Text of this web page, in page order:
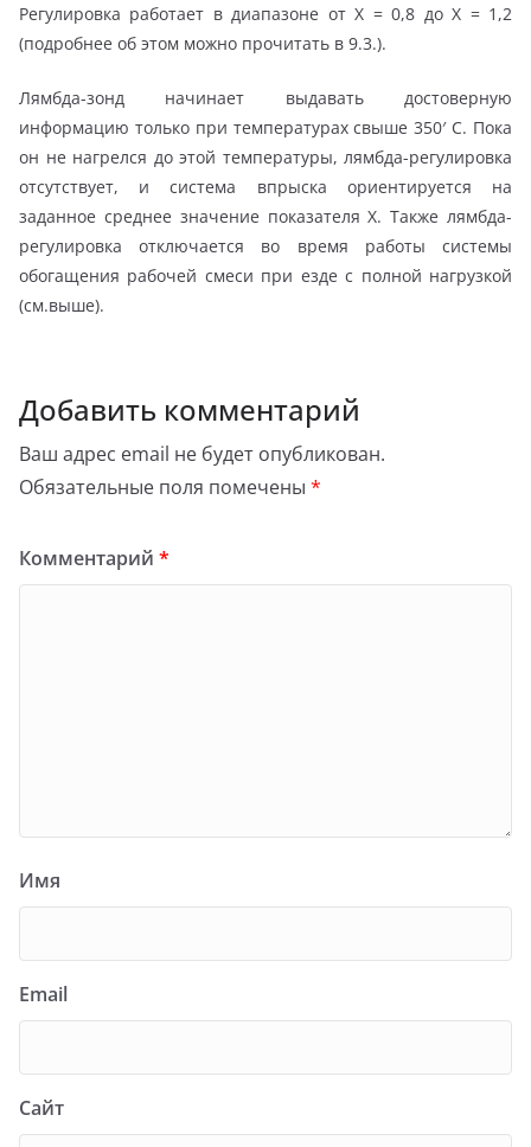
Регулировка работает в диапазоне от X = 0,8 до X = 1,2
(подробнее об этом можно прочитать в 9.3.).
Лямбда-зонд начинает выдавать достоверную
информацию только при температурах свыше 350′ С. Пока
он не нагрелся до этой температуры, лямбда-регулировка
отсутствует, и система впрыска ориентируется на
заданное среднее значение показателя X. Также лямбда-
регулировка отключается во время работы системы
обогащения рабочей смеси при езде с полной нагрузкой
(см.выше).
Добавить комментарий
Ваш адрес email не будет опубликован.
Обязательные поля помечены *
Комментарий *
Имя
Email
Сайт